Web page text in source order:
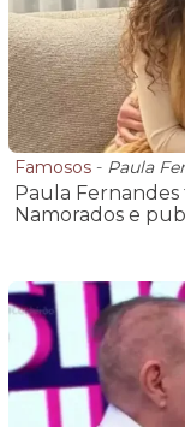
Famosos - Paula
Paula Fernandes
Namorados e